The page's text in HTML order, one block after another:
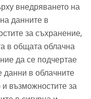
внедряването на
данните в
за съхранение,
в общата облачна
да се подчертае
данни в облачните
и възможностите за